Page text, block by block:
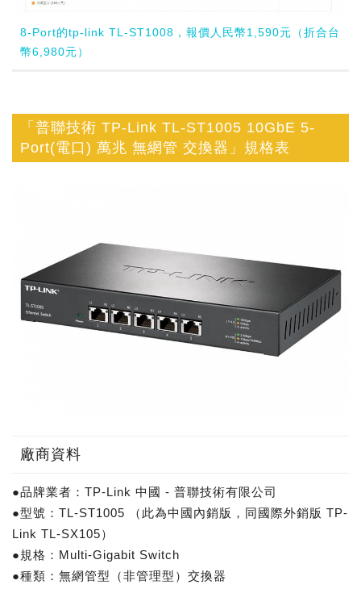
8-Port的tp-link TL-ST1008，報價人民幣1,590元（折合台
幣6,980元）
「普聯技術 TP-Link TL-ST1005 10GbE 5-
Port(電口) 萬兆 無網管 交換器」規格表
廠商資料
●品牌業者：TP-Link 中國 - 普聯技術有限公司
●型號：TL-ST1005 （此為中國內銷版，同國際外銷版 TP-
Link TL-SX105）
●規格：Multi-Gigabit Switch
●種類：無網管型（非管理型）交換器